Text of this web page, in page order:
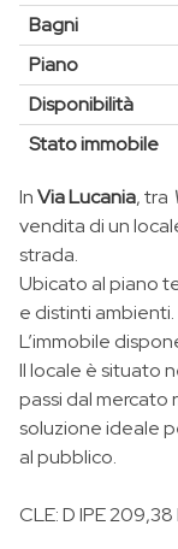
Bagni
Piano
Disponibilità
Stato immobile
InVia Lucania, tra
vendita di un
strada.
Ubicato al piano
e distinti ambienti.
L’immobile
Il locale è situato
passi dal mercato
soluzione ideale
al pubblico.
CLE: D IPE